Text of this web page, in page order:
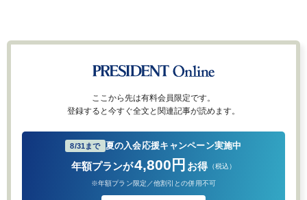
ここから先は有料会員限定です。
登録すると今すぐ全文と関連記事が読めます。
8/31まで 夏の入会応援キャンペーン実施中
年額プランが4,800円 お得 （税込）
※年額プラン限定／他割引との併用不可